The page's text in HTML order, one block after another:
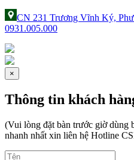
CN 231 Trương Vĩnh Ký,
0931.005.000
×
Thông tin khách
(Vui lòng đặt bàn trước giờ dùng
nhanh nhất xin liên hệ Hotline